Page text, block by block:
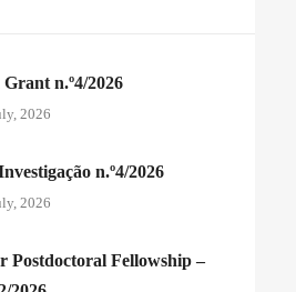
Grant n.º4/2026
2026
n.º4/2026
2026
Postdoctoral Fellowship –